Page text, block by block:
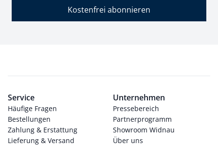
Kostenfrei abonnieren
Service
Häufige Fragen
Bestellungen
Zahlung & Erstattung
Lieferung & Versand
Unternehmen
Pressebereich
Partnerprogramm
Showroom Widnau
Über uns